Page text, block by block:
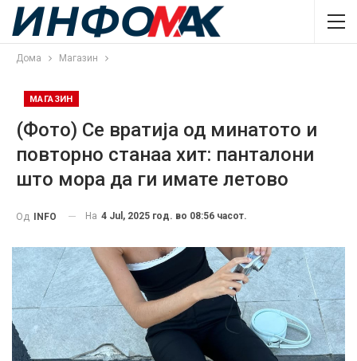
Дома Магазин
МАГАЗИН
(Фото) Се вратија од минатото и
повторно станаа хит: панталони
што мора да ги имате летово
Од INFO На 4 Jul, 2025 год. во 08:56 часот.